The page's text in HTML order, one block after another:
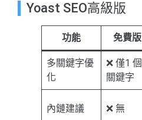
Yoast SEO高級版
功能 免費版
多關鍵字優
化
❌ 僅1 個
關鍵字
內鏈建議 ❌ 無